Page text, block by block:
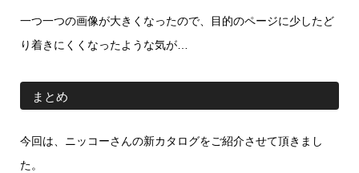
一つ一つの画像が大きくなったので、目的のページに少したど
り着きにくくなったような気が…
まとめ
今回は、ニッコーさんの新カタログをご紹介させて頂きまし
た。